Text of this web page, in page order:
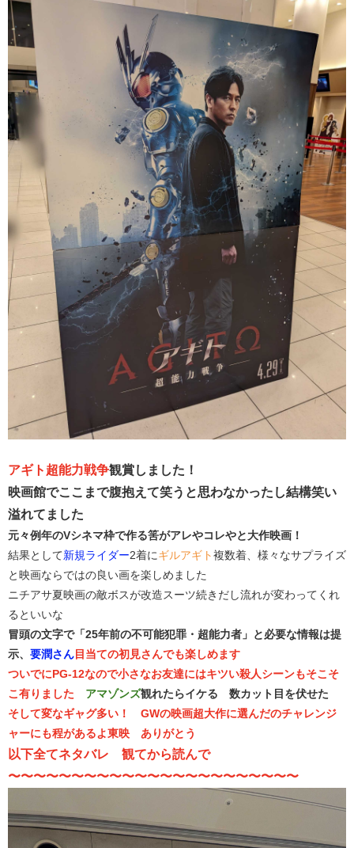
アギト超能力戦争観賞しました！
映画館でここまで腹抱えて笑うと思わなかったし結構笑い
溢れてました
元々例年のVシネマ枠で作る筈がアレやコレやと大作映画！
結果として新規ライダー2着にギルアギト複数着、様々なサプライズ
と映画ならではの良い画を楽しめました
ニチアサ夏映画の敵ボスが改造スーツ続きだし流れが変わってくれ
るといいな
冒頭の文字で「25年前の不可能犯罪・超能力者」と必要な情報は提
示、 要潤さん目当ての初見さんでも楽しめます
ついでにPG-12なので小さなお友達にはキツい殺人シーンもそこそ
こ有りました
アマゾンズ観れたらイケる 数カット目を伏せた
そして変なギャグ多い！ GWの映画超大作に選んだのチャレンジ
ャーにも程があるよ東映 ありがとう
以下全てネタバレ 観てから読んで
〜〜〜〜〜〜〜〜〜〜〜〜〜〜〜〜〜〜〜〜〜〜〜